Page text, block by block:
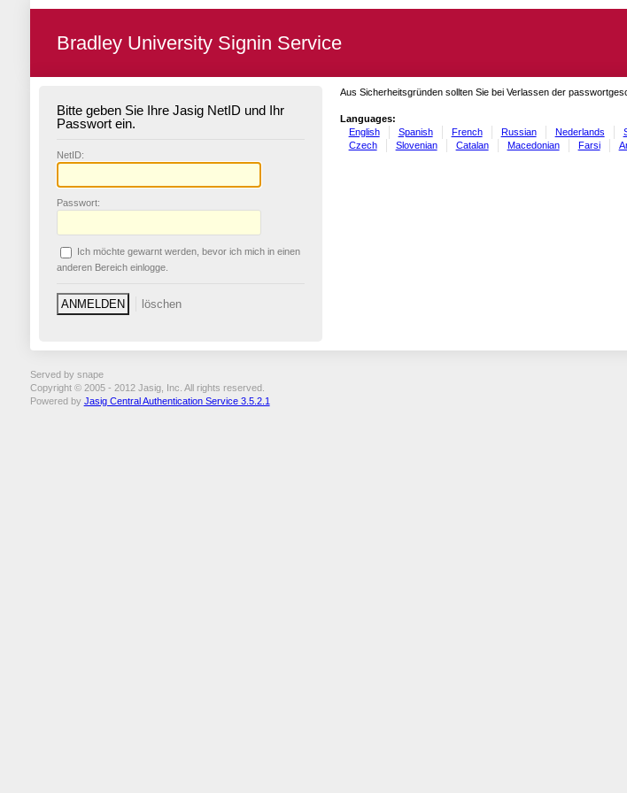
Bradley University Signin Service
Bitte geben Sie Ihre Jasig NetID und Ihr
Passwort ein.
NetID:
Passwort:
Ich möchte gewarnt werden, bevor ich mich in einen
anderen Bereich einlogge.
Aus Sicherheitsgründen sollten Sie bei Verlassen der
Languages:
English
Spanish French Russian Nederlands
Czech
Slovenian Catalan Macedonian Farsi
Served by snape
Copyright © 2005 - 2012 Jasig, Inc. All rights reserved.
Powered by Jasig Central Authentication Service 3.5.2.1